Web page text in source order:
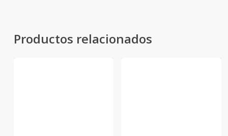
Productos relacionados